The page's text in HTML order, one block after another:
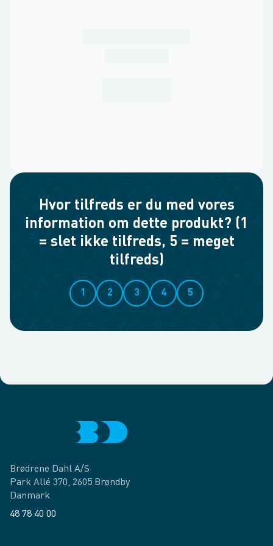
Hvor tilfreds er du med vores
information om dette produkt? (1
= slet ikke tilfreds, 5 = meget
tilfreds)
1 2 3 4 5
Brødrene Dahl A/S
Park Allé 370, 2605 Brøndby
Danmark
48 78 40 00